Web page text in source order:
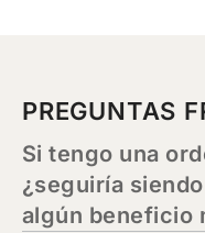
PREGUNTAS
Si tengo una
¿seguiría
algún beneficio